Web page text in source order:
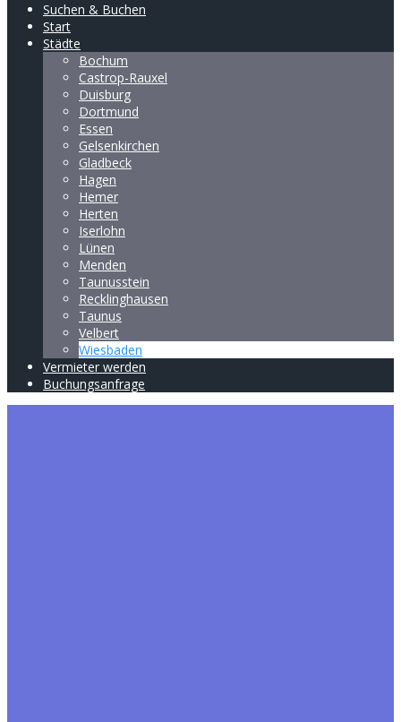
Suchen & Buchen
Start
Städte
Bochum
Castrop-Rauxel
Duisburg
Dortmund
Essen
Gelsenkirchen
Gladbeck
Hagen
Hemer
Herten
Iserlohn
Lünen
Menden
Taunusstein
Recklinghausen
Taunus
Velbert
Wiesbaden
Vermieter werden
Buchungsanfrage